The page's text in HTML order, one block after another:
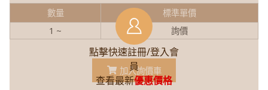
點擊快速註冊/登入會
員
查看最新優惠價格
數量
標準單價
1 ~
詢價
加入詢價車